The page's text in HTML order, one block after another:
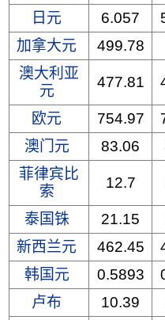
日元
6.057
加拿大元
499.78
澳大利亚
元
477.81
欧元 754.97
澳门元
83.06
菲律宾比
索
12.7
泰国铢 21.15
新西兰元
462.45
韩国元
0.5893
卢布
10.39